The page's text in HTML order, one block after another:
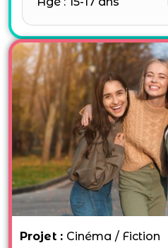
Projet : Cinéma / Fiction